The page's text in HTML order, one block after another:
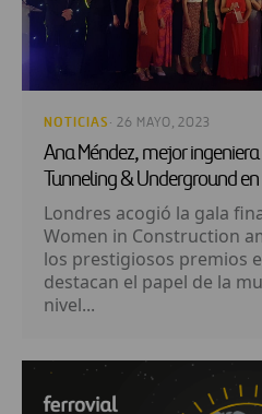
NOTICIAS · 26 MAYO, 2023
Ana Méndez, mejor
Tunneling & Underground
Londres acogió la gala
Women in Construction
los prestigiosos premios
destacan el papel de la
nivel...